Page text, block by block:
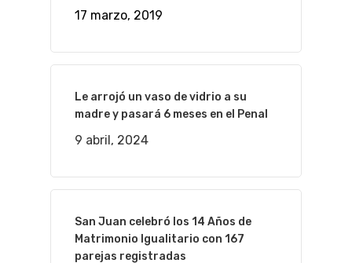
17 marzo, 2019
Le arrojó un vaso de vidrio a su
madre y pasará 6 meses en el Penal
9 abril, 2024
San Juan celebró los 14 Años de
Matrimonio Igualitario con 167
parejas registradas